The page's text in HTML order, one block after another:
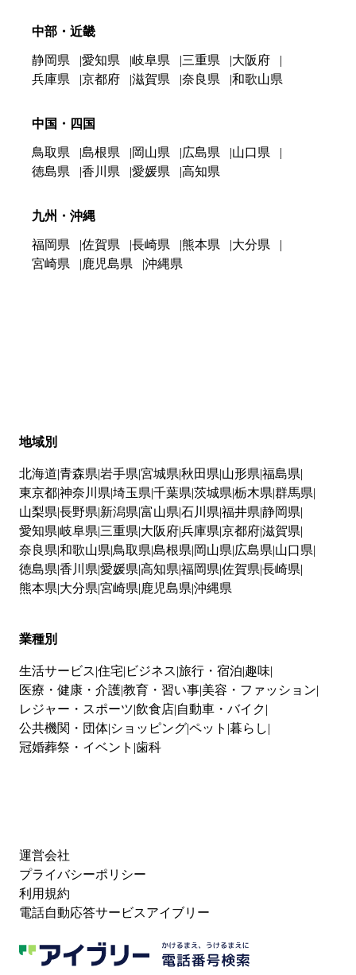
中部・近畿
静岡県 愛知県 岐阜県 三重県
大阪府
兵庫県
京都府 滋賀県 奈良県 和歌山県
中国・四国
鳥取県 島根県 岡山県 広島県
山口県
徳島県
香川県 愛媛県 高知県
九州・沖縄
福岡県 佐賀県 長崎県 熊本県
大分県
宮崎県
鹿児島県 沖縄県
地域別
北海道 青森県 岩手県 宮城県 秋田県 山形県 福島県
東京都神奈川県 埼玉県 千葉県 茨城県 栃木県 群馬県
山梨県 長野県 新潟県 富山県 石川県 福井県 静岡県
愛知県 岐阜県 三重県 大阪府兵庫県 京都府滋賀県
奈良県 和歌山県 鳥取県 島根県 岡山県 広島県 山口県
徳島県 香川県 愛媛県 高知県 福岡県 佐賀県 長崎県
熊本県 大分県 宮崎県 鹿児島県 沖縄県
業種別
生活サービス 住宅 ビジネス 旅行・宿泊 趣味
医療・健康・介護教育・習い事 美容・ファッション
レジャー・スポーツ 飲食店 自動車・バイク
公共機関・団体 ショッピングペット 暮らし
冠婚葬祭・イベント 歯科
運営会社
プライバシーポリシー
利用規約
電話自動応答サービスアイブリー